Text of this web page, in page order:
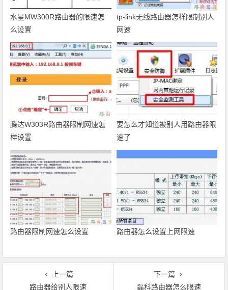
水星MW300R路由器的限速怎
么设置
tp-link无线路由器怎样限制别人
网速
腾达W303R路由器限制网速怎
样设置
要怎么才知道被别人用路由器限
速了
路由器限制网速怎么设置 路由器怎么设置上网限速
上一篇
路由器给别人限速
下一篇
磊科路由器怎么限速